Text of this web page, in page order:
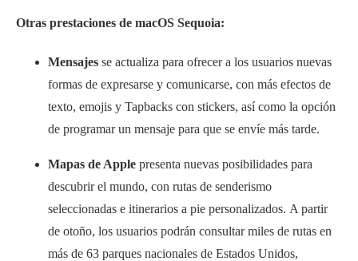
Otras prestaciones de macOS Sequoia:
Mensajes se actualiza para ofrecer a los usuarios nuevas
formas de expresarse y comunicarse, con más efectos de
texto, emojis y Tapbacks con stickers, así como la opción
de programar un mensaje para que se envíe más tarde.
Mapas de Apple presenta nuevas posibilidades para
descubrir el mundo, con rutas de senderismo
seleccionadas e itinerarios a pie personalizados. A partir
de otoño, los usuarios podrán consultar miles de rutas en
más de 63 parques nacionales de Estados Unidos,